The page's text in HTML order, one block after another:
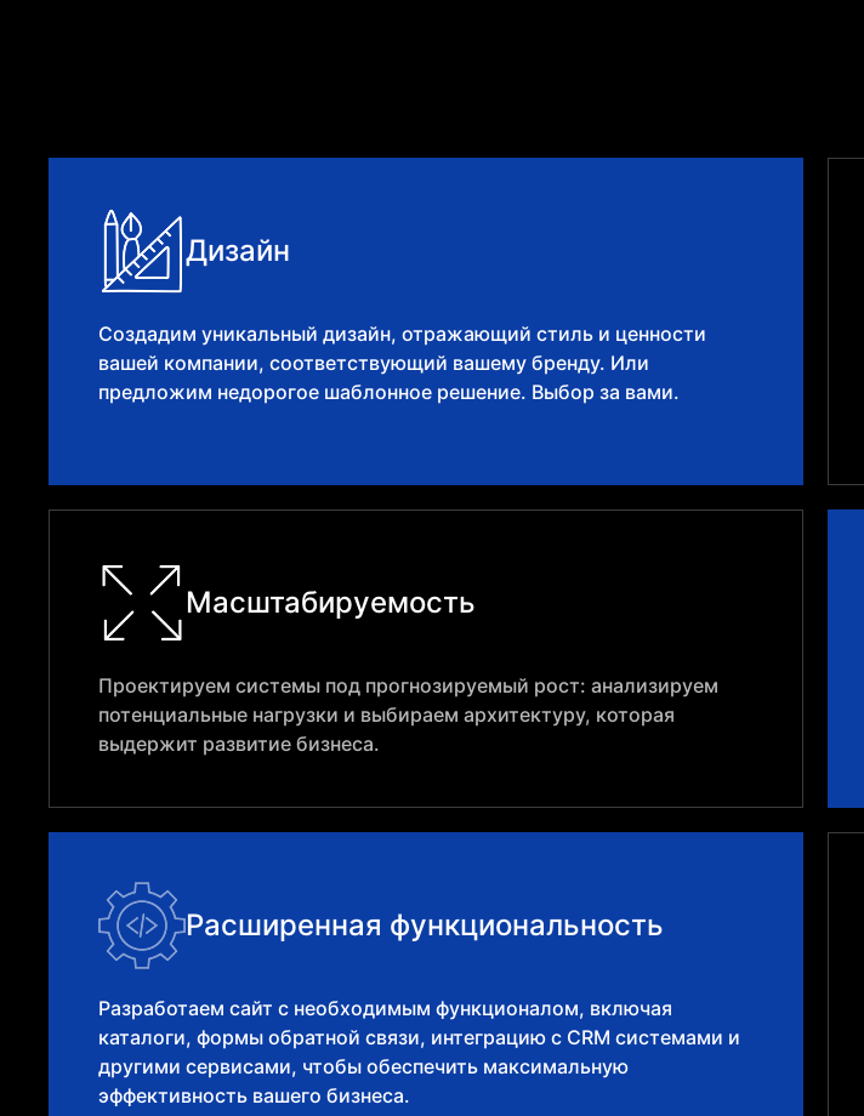
Дизайн
Создадим уникальный дизайн, отражающий стиль и ценности
вашей компании, соответствующий вашему бренду. Или
предложим недорогое шаблонное решение. Выбор за вами.
Масштабируемость
Проектируем системы под прогнозируемый рост: анализируем
потенциальные нагрузки и выбираем архитектуру, которая
выдержит развитие бизнеса.
Расширенная функциональность
Разработаем сайт с необходимым функционалом, включая
каталоги, формы обратной связи, интеграцию с CRM системами и
другими сервисами, чтобы обеспечить максимальную
эффективность вашего бизнеса.